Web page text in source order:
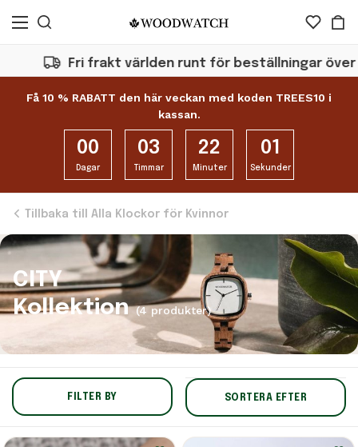
Fri frakt världen runt för beställningar över
Få 10 % RABATT den här veckan med koden TREES10 i
kassan.
00
Dagar
03
Timmar
22
Minuter
01
Sekunder
Tillbaka till Alla Klockor för Kvinnor
CITY
Kollektion (4 produkter)
FILTER BY SORTERA EFTER